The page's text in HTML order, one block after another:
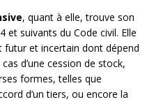
, quant à elle, trouve son
et suivants du Code civil. Elle
et incertain dont dépend
d’une cession de stock,
formes, telles que
d’un tiers, ou encore la